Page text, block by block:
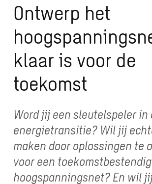
Ontwerp het
klaar is voor de
toekomst
Word jij een sleutelspeler in
energietransitie? Wil jij
maken door oplossingen te
voor een toekomstbestendig
hoogspanningsnet? En wil